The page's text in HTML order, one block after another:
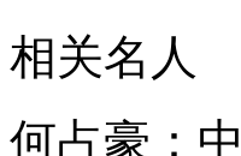
相关名人
何占豪：